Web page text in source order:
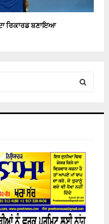
ਰਿਕਾਰਡ ਬਣਾਇਆ
C
H